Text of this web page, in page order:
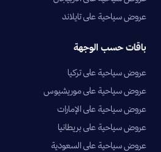
عروض سياحية على تايلاند
باقات حسب الوجهة
عروض سياحية على تركيا
عروض سياحية على موريشيوس
عروض سياحية على الإمارات
عروض سياحية على بريطانيا
عروض سياحية على السعودية